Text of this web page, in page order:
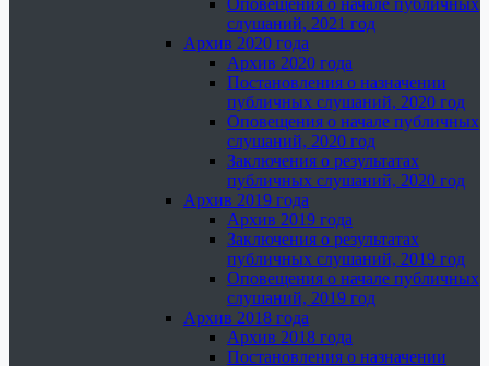
Оповещения о начале публичных
слушаний, 2021 год
Архив 2020 года
Архив 2020 года
Постановления о назначении
публичных слушаний, 2020 год
Оповещения о начале публичных
слушаний, 2020 год
Заключения о результатах
публичных слушаний, 2020 год
Архив 2019 года
Архив 2019 года
Заключения о результатах
публичных слушаний, 2019 год
Оповещения о начале публичных
слушаний, 2019 год
Архив 2018 года
Архив 2018 года
Постановления о назначении